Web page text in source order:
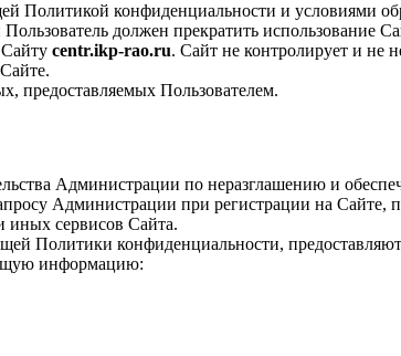
Политикой конфиденциальности и условиями
должен прекратить использование
centr.ikp-rao.ru. Сайт не контролирует и не
предоставляемых Пользователем.
Администрации по неразглашению и
Администрации при регистрации на Сайте,
иных сервисов Сайта.
Политики конфиденциальности,
информацию: